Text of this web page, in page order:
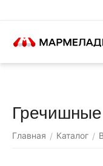
Главная / Каталог /